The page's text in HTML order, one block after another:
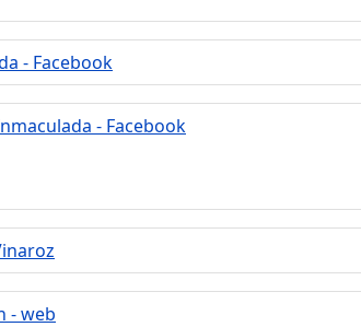
- Facebook
- Facebook
- web